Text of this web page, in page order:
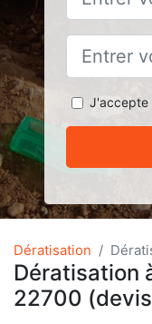
J'accepte
Dératisation
Dératisation
22700